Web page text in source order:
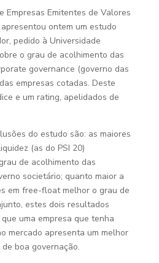
Empresas Emitentes de Valores
ontem um estudo
pedido à Universidade
o grau de acolhimento das
governance (governo das
empresas cotadas. Deste
e um rating, apelidados de
do estudo são: as maiores
(as do PSI 20)
de acolhimento das
societário; quanto maior a
em free-float melhor o grau de
estes dois resultados
uma empresa que tenha
mercado apresenta um melhor
boa governação.